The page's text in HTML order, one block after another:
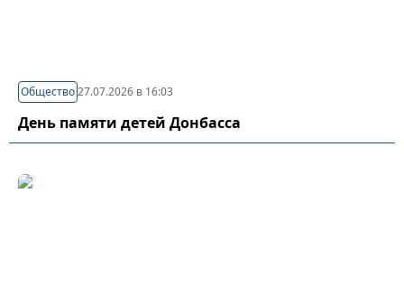
Общество27.07.2026 в 16:03
День памяти детей Донбасса